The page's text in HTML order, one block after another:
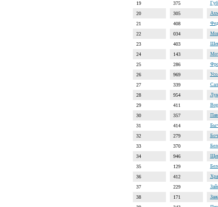
19
375
20
305
21
408
22
034
23
403
24
143
25
286
26
969
27
339
28
954
29
411
30
357
31
414
32
279
33
370
34
946
35
129
36
412
37
229
38
171